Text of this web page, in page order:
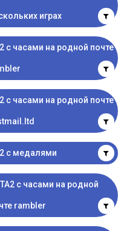
играх
с часами на родной почте
с часами на родной почте
с медалями
с часами на родной
rambler